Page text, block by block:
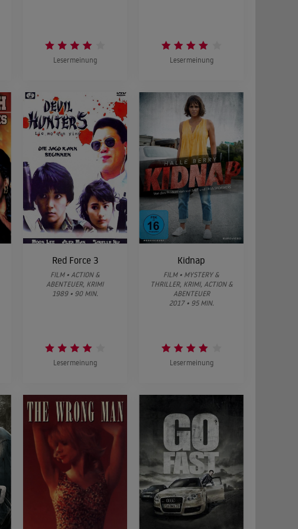
Lesermeinung Lesermeinung
Red Force 3
FILM • ACTION &
ABENTEUER, KRIMI
1989 • 90 MIN.
Lesermeinung
Kidnap
FILM • MYSTERY &
THRILLER, KRIMI, ACTION &
ABENTEUER
2017 • 95 MIN.
Lesermeinung